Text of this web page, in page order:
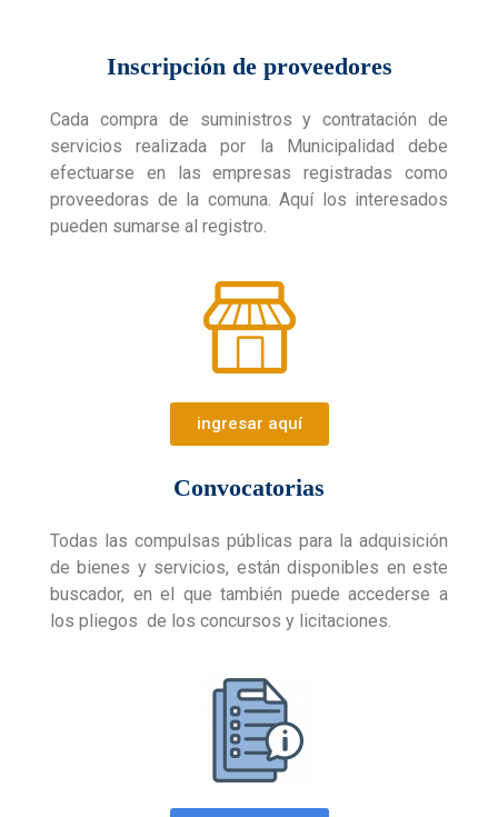
Inscripción de proveedores
Cada compra de suministros y contratación de
servicios realizada por la Municipalidad debe
efectuarse en las empresas registradas como
proveedoras de la comuna. Aquí los interesados
pueden sumarse al registro.
ingresar aquí
Convocatorias
Todas las compulsas públicas para la adquisición
de bienes y servicios, están disponibles en este
buscador, en el que también puede accederse a
los pliegos de los concursos y licitaciones.